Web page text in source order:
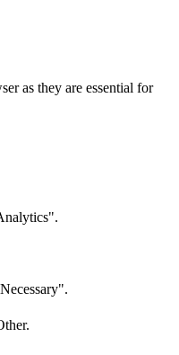
as they are essential for